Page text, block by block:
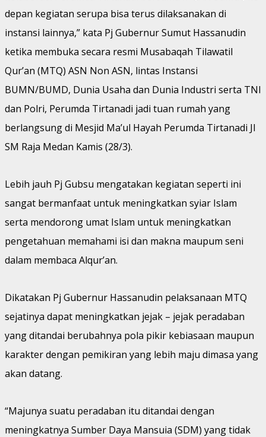
depan kegiatan serupa bisa terus dilaksanakan di
instansi lainnya,” kata Pj Gubernur Sumut Hassanudin
ketika membuka secara resmi Musabaqah Tilawatil
Qur’an (MTQ) ASN Non ASN, lintas Instansi
BUMN/BUMD, Dunia Usaha dan Dunia Industri serta TNI
dan Polri, Perumda Tirtanadi jadi tuan rumah yang
berlangsung di Mesjid Ma’ul Hayah Perumda Tirtanadi Jl
SM Raja Medan Kamis (28/3).
Lebih jauh Pj Gubsu mengatakan kegiatan seperti ini
sangat bermanfaat untuk meningkatkan syiar Islam
serta mendorong umat Islam untuk meningkatkan
pengetahuan memahami isi dan makna maupum seni
dalam membaca Alqur’an.
Dikatakan Pj Gubernur Hassanudin pelaksanaan MTQ
sejatinya dapat meningkatkan jejak – jejak peradaban
yang ditandai berubahnya pola pikir kebiasaan maupun
karakter dengan pemikiran yang lebih maju dimasa yang
akan datang.
“Majunya suatu peradaban itu ditandai dengan
meningkatnya Sumber Daya Mansuia (SDM) yang tidak